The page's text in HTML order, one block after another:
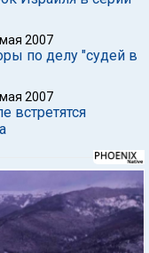
2007
по делу "судей в
2007
встретятся